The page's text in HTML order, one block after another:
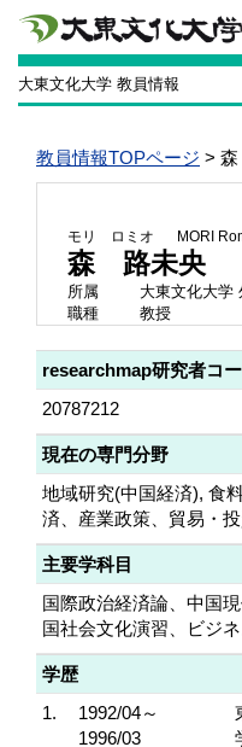
大東文化大学 教員情報
教員情報TOPページ >
モリ ロミオ MORI
森 路未央
所属
大東文化大学
職種
教授
researchmap研究者コ
20787212
現在の専門分野
地域研究(中国経済), 食
済、産業政策、貿易・
主要学科目
国際政治経済論、中国
国社会文化演習、ビジ
学歴
1.
1992/04～
1996/03